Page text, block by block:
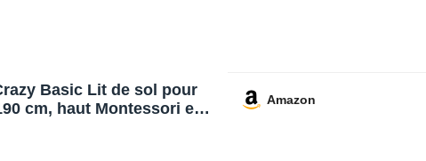
Basic Lit de sol pour
cm, haut Montessori en
Amazon